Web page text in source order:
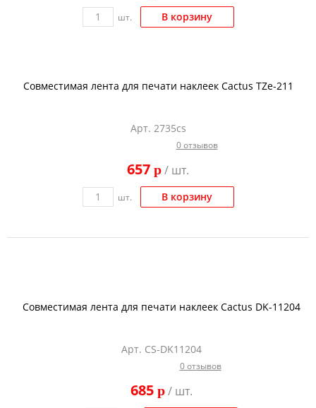
шт. В корзину
Совместимая лента для печати наклеек Cactus TZe-211
Арт. 2735cs
0 отзывов
657 p/ шт.
шт. В корзину
Совместимая лента для печати наклеек Cactus DK-11204
Арт. CS-DK11204
0 отзывов
685 p/ шт.